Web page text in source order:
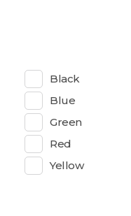
Black
Blue
Green
Red
Yellow